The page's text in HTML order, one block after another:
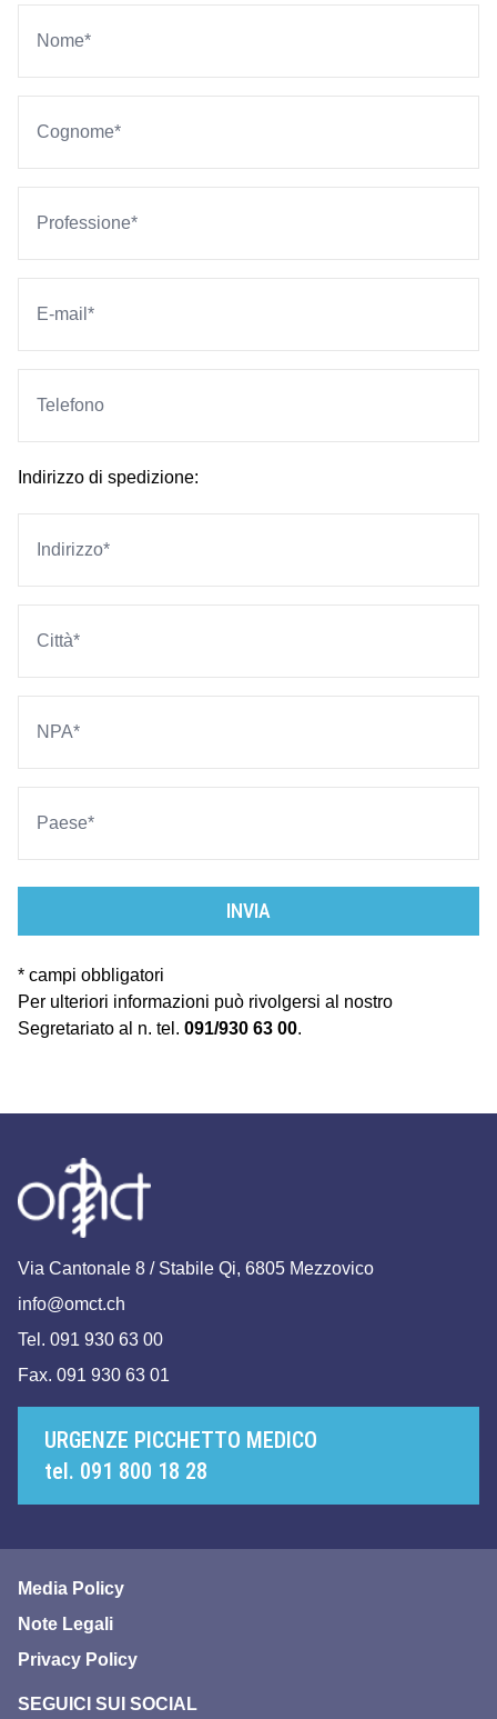
Indirizzo di spedizione:
INVIA
* campi obbligatori
Per ulteriori informazioni può rivolgersi al nostro
Segretariato al n. tel. 091/930 63 00.
Via Cantonale 8 / Stabile Qi, 6805 Mezzovico
info@omct.ch
Tel. 091 930 63 00
Fax. 091 930 63 01
URGENZE PICCHETTO MEDICO
tel. 091 800 18 28
Media Policy
Note Legali
Privacy Policy
SEGUICI SUI SOCIAL